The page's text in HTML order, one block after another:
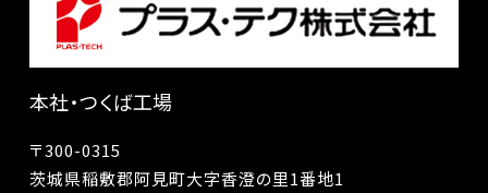
本社・つくば工場
〒300-0315
茨城県稲敷郡阿見町大字香澄の里1番地1